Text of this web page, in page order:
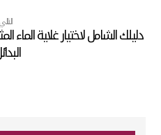
التالي
دليلك الشامل لاختيار غلاية الماء